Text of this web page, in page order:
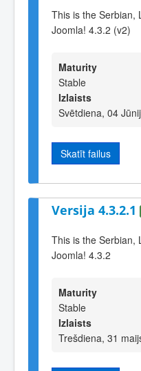
This is the Serbian,
Joomla! 4.3.2 (v2)
Maturity
Stable
Izlaists
Svētdiena, 04
Skatīt failus
Versija 4.3.2.1
This is the Serbian,
Joomla! 4.3.2
Maturity
Stable
Izlaists
Trešdiena, 31